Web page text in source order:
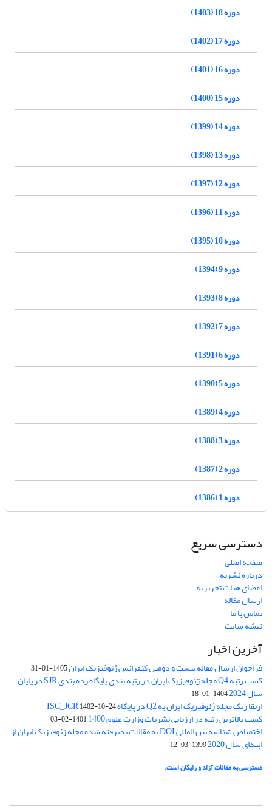
دوره 18 (1403)
دوره 17 (1402)
دوره 16 (1401)
دوره 15 (1400)
دوره 14 (1399)
دوره 13 (1398)
دوره 12 (1397)
دوره 11 (1396)
دوره 10 (1395)
دوره 9 (1394)
دوره 8 (1393)
دوره 7 (1392)
دوره 6 (1391)
دوره 5 (1390)
دوره 4 (1389)
دوره 3 (1388)
دوره 2 (1387)
دوره 1 (1386)
دسترسی سریع
صفحه اصلی
درباره نشریه
اعضای هیات تحریریه
ارسال مقاله
تماس با ما
نقشه سایت
آخرین اخبار
فراخوان ارسال مقاله بیست و دومین کنفرانس ژئوفیزیک ایران1405-01-31
کسب رتبه Q4 مجله ژئوفیزیک ایران در رتبه بندی پایگاه رده بندی SJR در پایان
سال 2024 1404-01-18
ارتقا رنک مجله ژئوفیزیک ایران به Q2 در پایگاه ISC_JCR 1402-10-24
کسب بالاترین رتبه در ارزیابی نشریات وزارت علوم 1400 1401-02-03
اختصاص شناسه بین المللی DOI به مقالات پذیرفته شده مجله ژئوفیزیک ایران از
ابتدای سال 2020 1399-03-12
دسترسی به مقالات آزاد و رایگان است.